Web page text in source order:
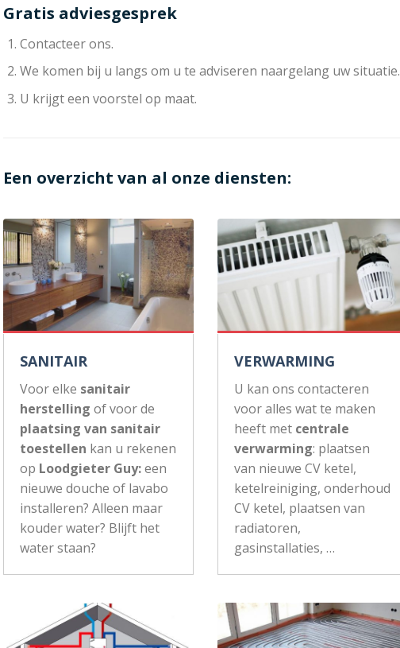
Gratis adviesgesprek
Contacteer ons.
We komen bij u langs om u te adviseren naargelang uw situatie.
U krijgt een voorstel op maat.
Een overzicht van al onze diensten:
SANITAIR
Voor elke sanitair
herstelling of voor de
plaatsing van sanitair
toestellen kan u rekenen
op Loodgieter Guy:een
nieuwe douche of lavabo
installeren? Alleen maar
kouder water? Blijft het
water staan?
VERWARMING
U kan ons contacteren
voor alles wat te maken
heeft met centrale
verwarming: plaatsen
van nieuwe CV ketel,
ketelreiniging, onderhoud
CV ketel, plaatsen van
radiatoren,
gasinstallaties, …